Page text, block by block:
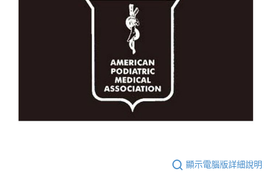
顯示電腦版詳細說明